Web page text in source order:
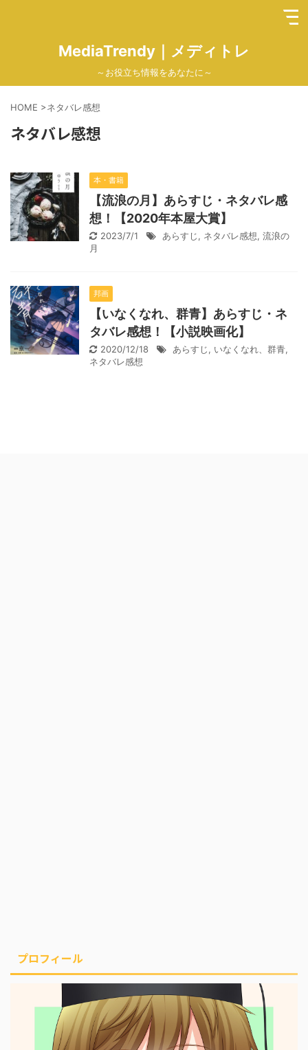
MediaTrendy｜メディトレ
～お役立ち情報をあなたに～
HOME >ネタバレ感想
ネタバレ感想
本・書籍
【流浪の月】あらすじ・ネタバレ感
想！【2020年本屋大賞】
2023/7/1 あらすじ, ネタバレ感想, 流浪の
月
邦画
【いなくなれ、群青】あらすじ・ネ
タバレ感想！【小説映画化】
2020/12/18 あらすじ, いなくなれ、群青,
ネタバレ感想
プロフィール